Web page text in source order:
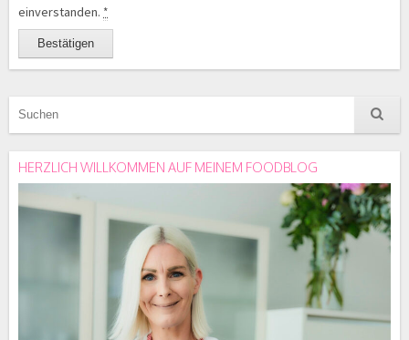
einverstanden. *
HERZLICH WILLKOMMEN AUF MEINEM FOODBLOG